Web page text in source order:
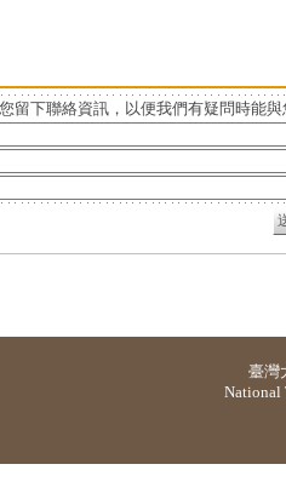
留下聯絡資訊，以便我們有疑問時能
臺灣
National